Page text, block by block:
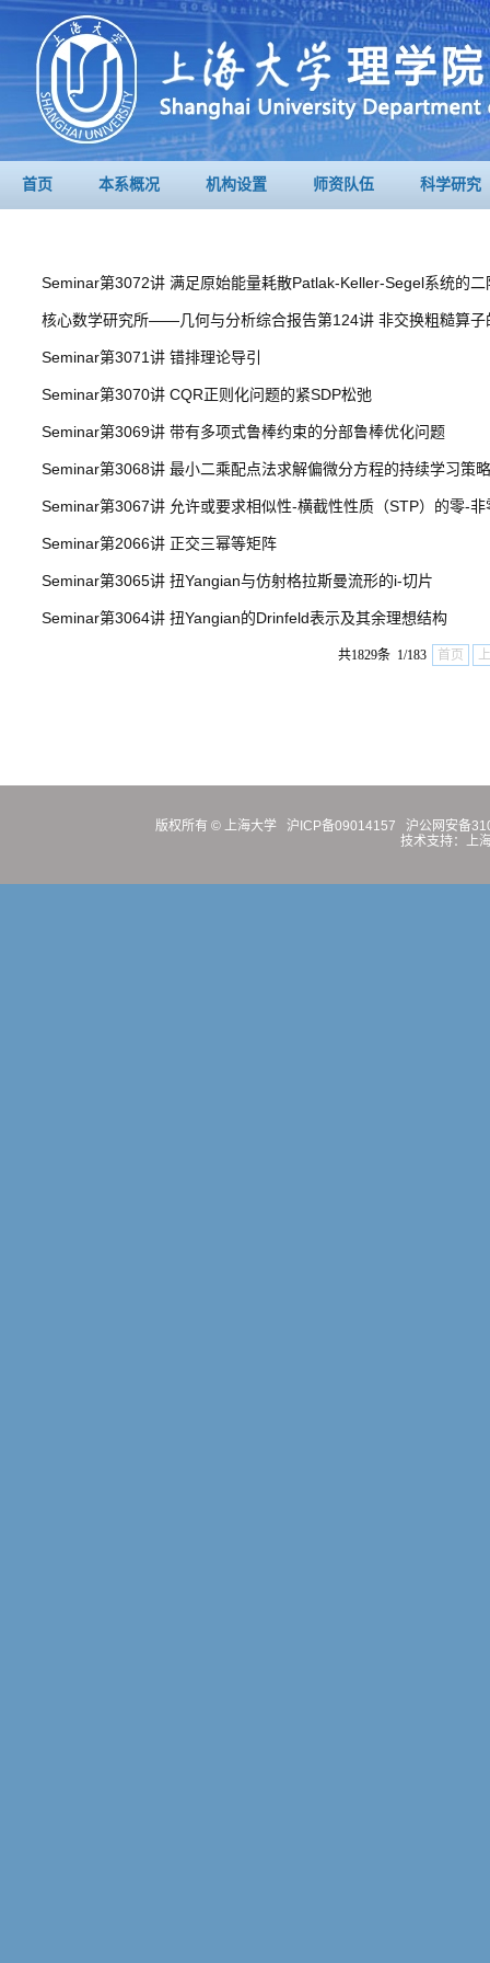
首页 本系概况 机构设置 师资队伍 科学研究
Seminar第3072讲 满足原始能量耗散Patlak-Keller-Segel系统的二
核心数学研究所——几何与分析综合报告第124讲 非交换粗糙算子
Seminar第3071讲 错排理论导引
Seminar第3070讲 CQR正则化问题的紧SDP松弛
Seminar第3069讲 带有多项式鲁棒约束的分部鲁棒优化问题
Seminar第3068讲 最小二乘配点法求解偏微分方程的持续学习策略
Seminar第3067讲 允许或要求相似性-横截性性质（STP）的零-非
Seminar第2066讲 正交三幂等矩阵
Seminar第3065讲 扭Yangian与仿射格拉斯曼流形的i-切片
Seminar第3064讲 扭Yangian的Drinfeld表示及其余理想结构
共1829条 1/183 首页
版权所有 © 上海大学 沪ICP备09014157
沪公网安备
技术支持：上